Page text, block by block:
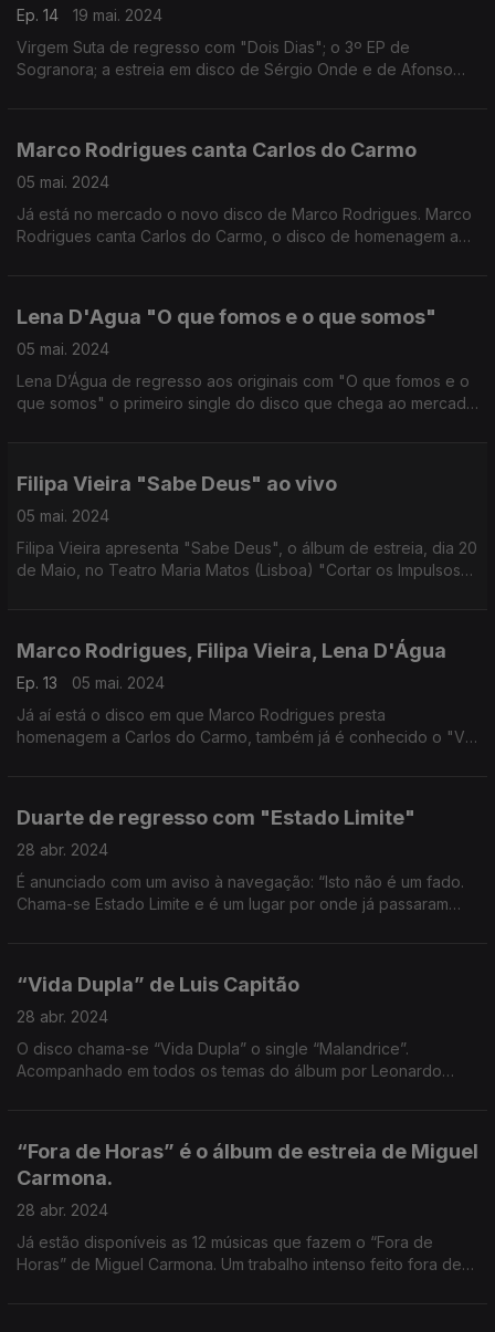
Ep. 14
19 mai. 2024
Virgem Suta de regresso com "Dois Dias"; o 3º EP de
Sogranora; a estreia em disco de Sérgio Onde e de Afonso
Marco Rodrigues canta Carlos do Carmo
05 mai. 2024
Já está no mercado o novo disco de Marco Rodrigues. Marco
Rodrigues canta Carlos do Carmo, o disco de homenagem a
Lena D'Agua "O que fomos e o que somos"
05 mai. 2024
Lena D’Água de regresso aos originais com "O que fomos e o
que somos" o primeiro single do disco que chega ao mercado
Filipa Vieira "Sabe Deus" ao vivo
05 mai. 2024
Filipa Vieira apresenta "Sabe Deus", o álbum de estreia, dia 20
de Maio, no Teatro Maria Matos (Lisboa) "Cortar os Impulsos"
Marco Rodrigues, Filipa Vieira, Lena D'Água
Ep. 13
05 mai. 2024
Já aí está o disco em que Marco Rodrigues presta
homenagem a Carlos do Carmo, também já é conhecido o "Vai
Duarte de regresso com "Estado Limite"
28 abr. 2024
É anunciado com um aviso à navegação: “Isto não é um fado.
Chama-se Estado Limite e é um lugar por onde já passaram
“Vida Dupla” de Luis Capitão
28 abr. 2024
O disco chama-se “Vida Dupla” o single “Malandrice”.
Acompanhado em todos os temas do álbum por Leonardo
“Fora de Horas” é o álbum de estreia de Miguel
Carmona.
28 abr. 2024
Já estão disponíveis as 12 músicas que fazem o “Fora de
Horas” de Miguel Carmona. Um trabalho intenso feito fora de